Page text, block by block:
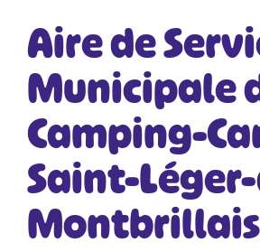
Aire de
Municipale
Camping-
Saint-
Montbrillais